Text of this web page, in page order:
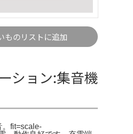
ものリストに追加
ション:集音機
。fit=scale-